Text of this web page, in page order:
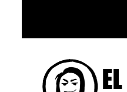
content